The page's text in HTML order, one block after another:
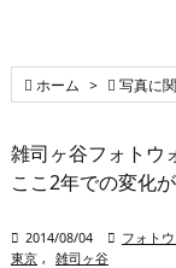
 ホーム >  写真に
雑司ヶ谷フォトウ
ここ2年での変化
 2014/08/04  フォト
東京 , 雑司ヶ谷